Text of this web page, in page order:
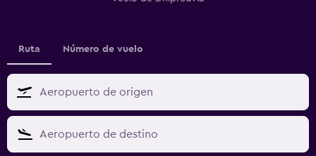
Ruta Número de vuelo